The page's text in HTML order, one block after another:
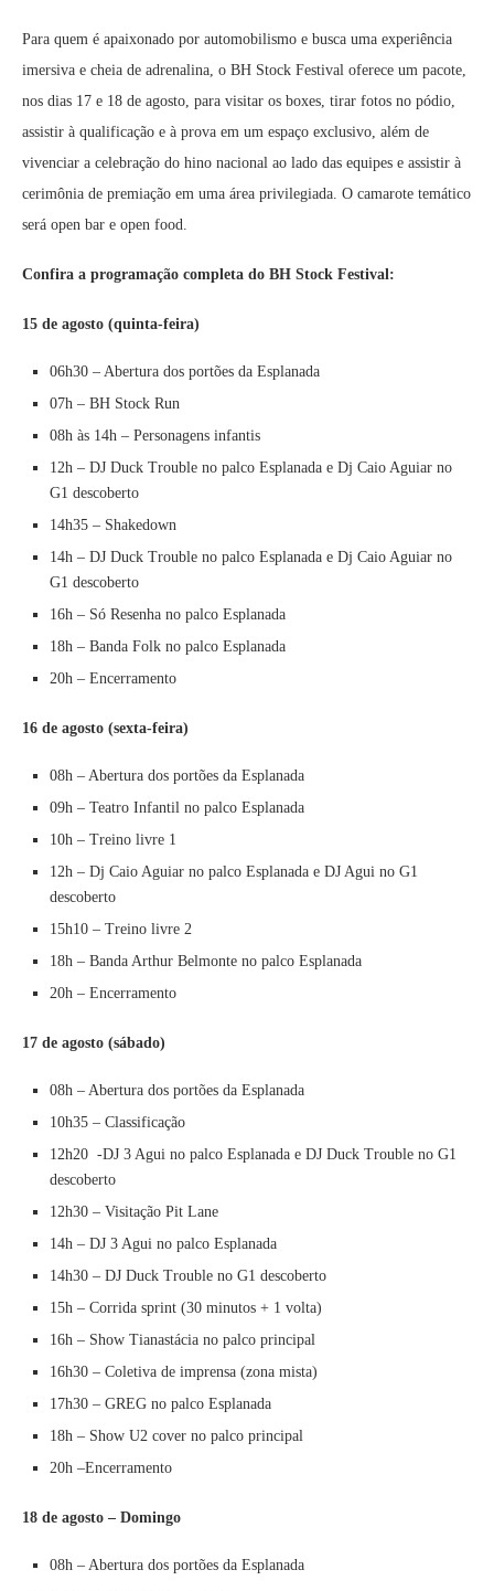
Para quem é apaixonado por automobilismo e busca uma experiência
imersiva e cheia de adrenalina, o BH Stock Festival oferece um pacote,
nos dias 17 e 18 de agosto, para visitar os boxes, tirar fotos no pódio,
assistir à qualificação e à prova em um espaço exclusivo, além de
vivenciar a celebração do hino nacional ao lado das equipes e assistir à
cerimônia de premiação em uma área privilegiada. O camarote temático
será open bar e open food.
Confira a programação completa do BH Stock Festival:
15 de agosto (quinta-feira)
06h30 – Abertura dos portões da Esplanada
07h – BH Stock Run
08h às 14h – Personagens infantis
12h – DJ Duck Trouble no palco Esplanada e Dj Caio Aguiar no
G1 descoberto
14h35 – Shakedown
14h – DJ Duck Trouble no palco Esplanada e Dj Caio Aguiar no
G1 descoberto
16h – Só Resenha no palco Esplanada
18h – Banda Folk no palco Esplanada
20h – Encerramento
16 de agosto (sexta-feira)
08h – Abertura dos portões da Esplanada
09h – Teatro Infantil no palco Esplanada
10h – Treino livre 1
12h – Dj Caio Aguiar no palco Esplanada e DJ Agui no G1
descoberto
15h10 – Treino livre 2
18h – Banda Arthur Belmonte no palco Esplanada
20h – Encerramento
17 de agosto (sábado)
08h – Abertura dos portões da Esplanada
10h35 – Classificação
12h20 -DJ 3 Agui no palco Esplanada e DJ Duck Trouble no G1
descoberto
12h30 – Visitação Pit Lane
14h – DJ 3 Agui no palco Esplanada
14h30 – DJ Duck Trouble no G1 descoberto
15h – Corrida sprint (30 minutos + 1 volta)
16h – Show Tianastácia no palco principal
16h30 – Coletiva de imprensa (zona mista)
17h30 – GREG no palco Esplanada
18h – Show U2 cover no palco principal
20h –Encerramento
18 de agosto – Domingo
08h – Abertura dos portões da Esplanada